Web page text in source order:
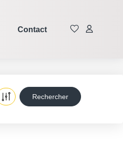
Contact